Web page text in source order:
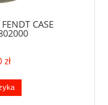
CASE
zł